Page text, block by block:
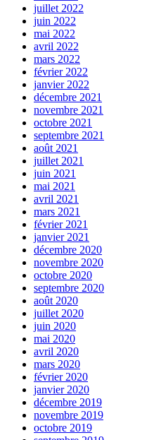
juillet 2022
juin 2022
mai 2022
avril 2022
mars 2022
février 2022
janvier 2022
décembre 2021
novembre 2021
octobre 2021
septembre 2021
août 2021
juillet 2021
juin 2021
mai 2021
avril 2021
mars 2021
février 2021
janvier 2021
décembre 2020
novembre 2020
octobre 2020
septembre 2020
août 2020
juillet 2020
juin 2020
mai 2020
avril 2020
mars 2020
février 2020
janvier 2020
décembre 2019
novembre 2019
octobre 2019